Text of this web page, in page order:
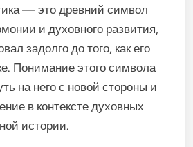
— это древний символ
и духовного развития,
задолго до того, как его
Понимание этого символа
на него с новой стороны и
в контексте духовных
истории.